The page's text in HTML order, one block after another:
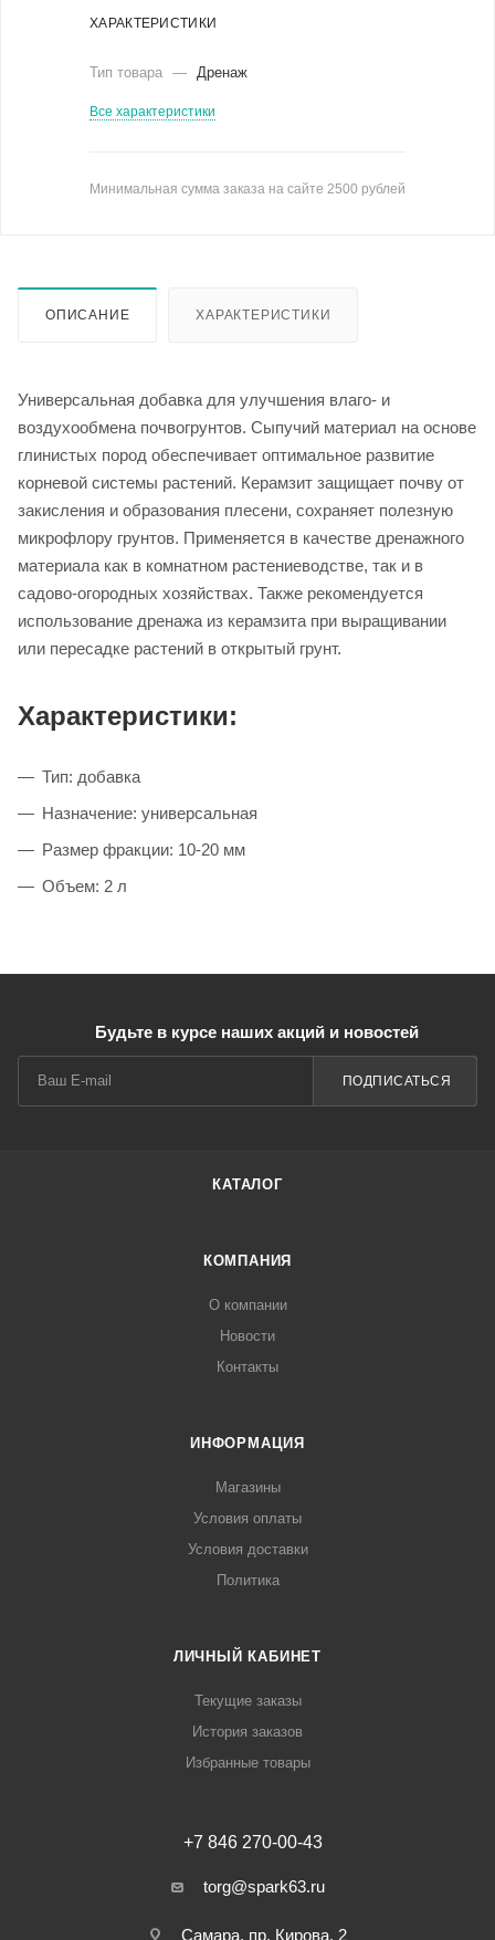
ХАРАКТЕРИСТИКИ
Тип товара — Дренаж
Все характеристики
Минимальная сумма заказа на сайте 2500 рублей
ОПИСАНИЕ ХАРАКТЕРИСТИКИ
Универсальная добавка для улучшения влаго- и
воздухообмена почвогрунтов. Сыпучий материал на основе
глинистых пород обеспечивает оптимальное развитие
корневой системы растений. Керамзит защищает почву от
закисления и образования плесени, сохраняет полезную
микрофлору грунтов. Применяется в качестве дренажного
материала как в комнатном растениеводстве, так и в
садово-огородных хозяйствах. Также рекомендуется
использование дренажа из керамзита при выращивании
или пересадке растений в открытый грунт.
Характеристики:
Тип: добавка
Назначение: универсальная
Размер фракции: 10-20 мм
Объем: 2 л
Будьте в курсе наших акций и новостей
ПОДПИСАТЬСЯ
КАТАЛОГ
КОМПАНИЯ
О компании
Новости
Контакты
ИНФОРМАЦИЯ
Магазины
Условия оплаты
Условия доставки
Политика
ЛИЧНЫЙ КАБИНЕТ
Текущие заказы
История заказов
Избранные товары
+7 846 270-00-43
torg@spark63.ru
Самара, пр. Кирова, 2